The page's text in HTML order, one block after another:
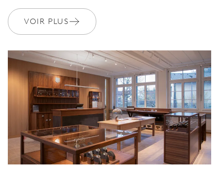
DIMENSIONS
ENROULEMENT
Remontage manuel
VIBRATIONS
21’600 A/h, 3 Hz
VOIR PLUS